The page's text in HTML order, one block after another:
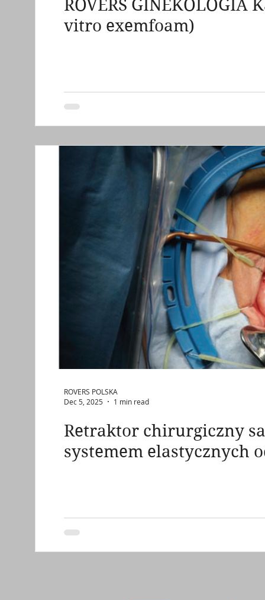
grzybica pochwy sromu zapalenie ból
ROVERS
vitro exemfoam)
Retraktor chirurgiczny
systemem elastycznych
ROVERS POLSKA
Dec 5, 2025
1 min read